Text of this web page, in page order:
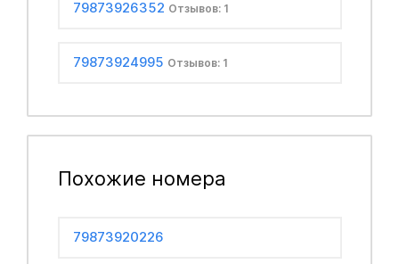
79873926352 Отзывов: 1
79873924995 Отзывов: 1
Похожие номера
79873920226